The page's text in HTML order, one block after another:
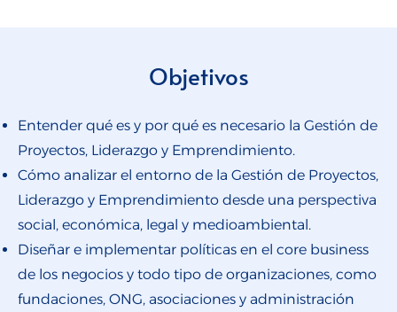
Objetivos
Entender qué es y por qué es necesario la Gestión de
Proyectos, Liderazgo y Emprendimiento.
Cómo analizar el entorno de la Gestión de Proyectos,
Liderazgo y Emprendimiento desde una perspectiva
social, económica, legal y medioambiental.
Diseñar e implementar políticas en el core business
de los negocios y todo tipo de organizaciones, como
fundaciones, ONG, asociaciones y administración